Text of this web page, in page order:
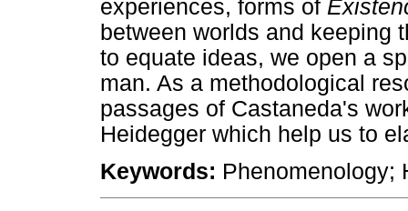
experiences, forms of
between worlds and keeping
to equate ideas, we open a
man. As a methodological
passages of Castaneda's
Heidegger which help us to
Keywords: Phenomenology;